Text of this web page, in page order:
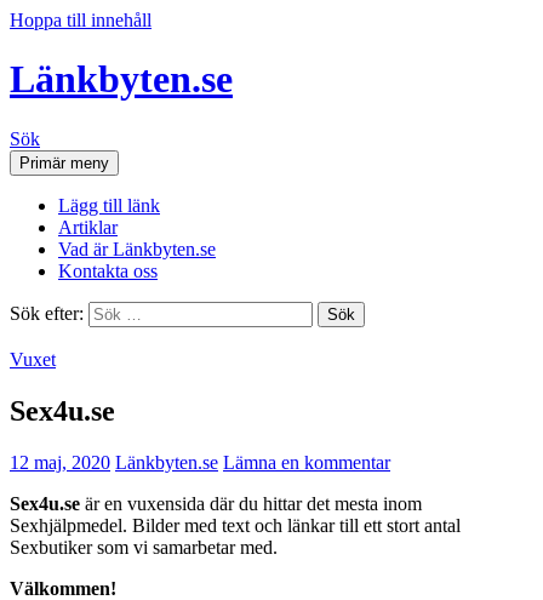
Hoppa till innehåll
Länkbyten.se
Sök
Primär meny
Lägg till länk
Artiklar
Vad är Länkbyten.se
Kontakta oss
Sök efter:
Vuxet
Sex4u.se
12 maj, 2020 Länkbyten.se Lämna en kommentar
Sex4u.se är en vuxensida där du hittar det mesta inom
Sexhjälpmedel. Bilder med text och länkar till ett stort antal
Sexbutiker som vi samarbetar med.
Välkommen!